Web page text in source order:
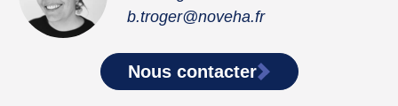
b.troger@noveha.fr
Nous contacter